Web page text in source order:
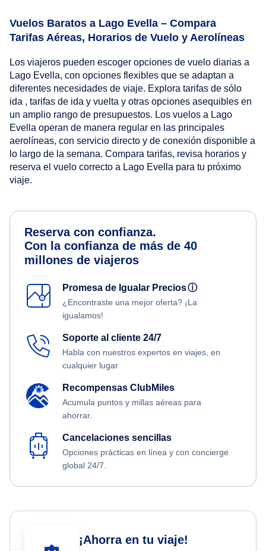
Vuelos Baratos a Lago Evella – Compara
Tarifas Aéreas, Horarios de Vuelo y Aerolíneas
Los viajeros pueden escoger opciones de vuelo diarias a
Lago Evella, con opciones flexibles que se adaptan a
diferentes necesidades de viaje. Explora tarifas de sólo
ida , tarifas de ida y vuelta y otras opciones asequibles en
un amplio rango de presupuestos. Los vuelos a Lago
Evella operan de manera regular en las principales
aerolíneas, con servicio directo y de conexión disponible a
lo largo de la semana. Compara tarifas, revisa horarios y
reserva el vuelo correcto a Lago Evella para tu próximo
viaje.
Reserva con confianza.
Con la confianza de más de 40
millones de viajeros
Promesa de Igualar Preciosⓘ
¿Encontraste una mejor oferta? ¡La
igualamos!
Soporte al cliente 24/7
Habla con nuestros expertos en viajes, en
cualquier lugar
Recompensas ClubMiles
Acumula puntos y millas aéreas para
ahorrar.
Cancelaciones sencillas
Opciones prácticas en línea y con concierge
global 24/7.
¡Ahorra en tu viaje!